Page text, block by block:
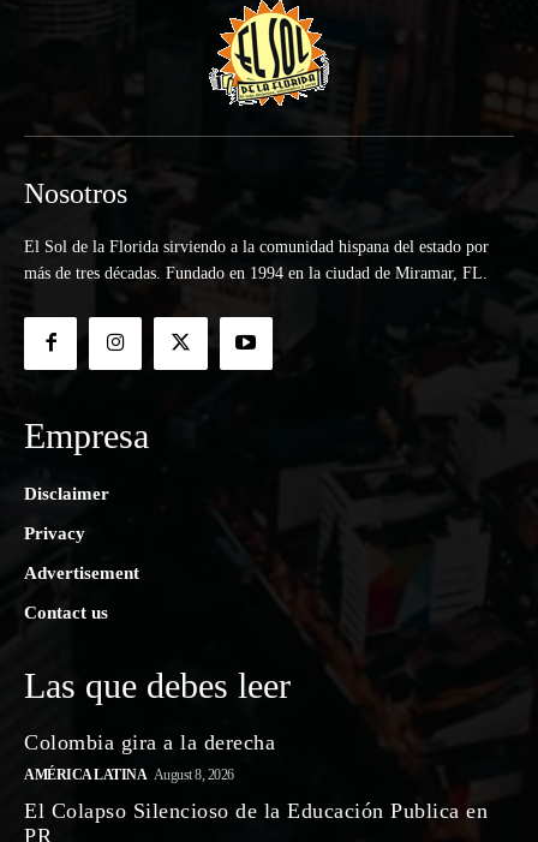
Nosotros
El Sol de la Florida sirviendo a la comunidad hispana del estado por
más de tres décadas. Fundado en 1994 en la ciudad de Miramar, FL.
Empresa
Disclaimer
Privacy
Advertisement
Contact us
Las que debes leer
Colombia gira a la derecha
AMÉRICA LATINA August 8, 2026
El Colapso Silencioso de la Educación Publica en
PR